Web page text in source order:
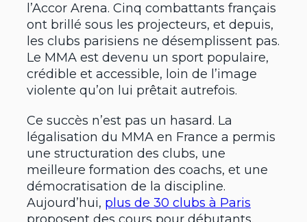
l’Accor Arena. Cinq combattants français
ont brillé sous les projecteurs, et depuis,
les clubs parisiens ne désemplissent pas.
Le MMA est devenu un sport populaire,
crédible et accessible, loin de l’image
violente qu’on lui prêtait autrefois.
Ce succès n’est pas un hasard. La
légalisation du MMA en France a permis
une structuration des clubs, une
meilleure formation des coachs, et une
démocratisation de la discipline.
Aujourd’hui, plus de 30 clubs à Paris